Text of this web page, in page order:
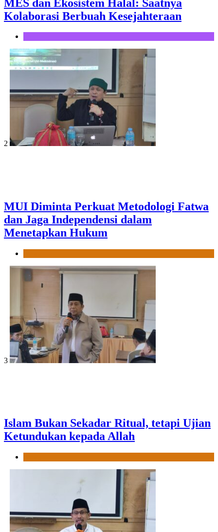
MES dan Ekosistem Halal: Saatnya
Kolaborasi Berbuah Kesejahteraan
2
MUI Diminta Perkuat Metodologi Fatwa
dan Jaga Independensi dalam
Menetapkan Hukum
3
Islam Bukan Sekadar Ritual, tetapi Ujian
Ketundukan kepada Allah